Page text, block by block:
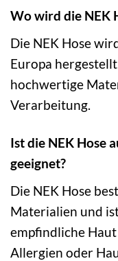
Wo wird die NEK
Die NEK Hose
Europa
hochwertige
Verarbeitung.
Ist die NEK Hose
geeignet?
Die NEK Hose
Materialien und
empfindliche
Allergien oder